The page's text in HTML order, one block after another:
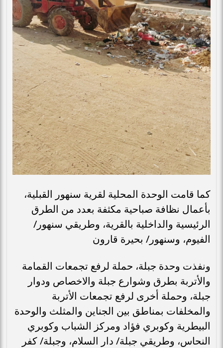
كما قامت الوحدة المحلية لقرية سنهور القبلية،
بأعمال نظافة صباحية مكثفة بعدد من الطرق
الرئيسية والداخلية بالقرية، وطريقي سنهور/
الفيوم، وسنهور/ بحيرة قارون
ونفذت وحدة جبلة، حملة لرفع تجمعات القمامة
والأتربة بطرق وشوارع جبلة والاخصاص ودوار
جبلة، وحملة أخرى لرفع تجمعات الأتربة
والمخلفات بمناطق بين الجناين والمثلث والوحدة
البيطرية وكوبري فؤاد ومركز الشباب وكوبري
النحاس، وطريقي جبلة/ دار السلام، وجبلة/ كفر